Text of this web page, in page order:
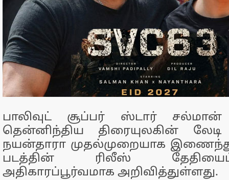
பாலிவுட் சூப்பர் ஸ்டார்
தென்னிந்திய திரையுலகின்
நயன்தாரா முதல்முறையாக இணைந்து
படத்தின் ரிலீஸ்
அதிகாரப்பூர்வமாக அறிவித்துள்ளது.